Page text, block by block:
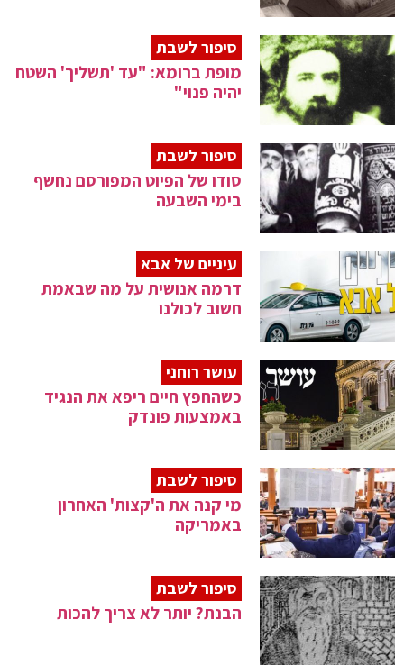
סיפור לשבת
מופת ברומא: "עד 'תשליך' השטח
יהיה פנוי"
סיפור לשבת
סודו של הפיוט המפורסם נחשף
בימי השבעה
עיניים של אבא
דרמה אנושית על מה שבאמת
חשוב לכולנו
עושר רוחני
כשהחפץ חיים ריפא את הנגיד
באמצעות פונדק
סיפור לשבת
מי קנה את ה'קצות' האחרון
באמריקה
סיפור לשבת
הבנת? יותר לא צריך להכות